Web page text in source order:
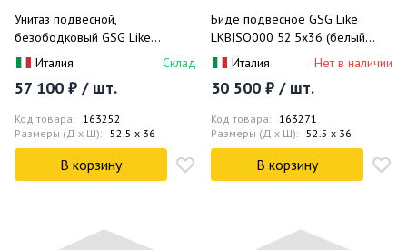
Унитаз подвесной,
безободковый GSG Like
LKWCSO003 52.5x36 (черный
Италия Склад
57 100 ₽ / шт.
Код товара: 163252
Размеры (Д x Ш): 52.5 x 36
В корзину
Биде подвесное GSG Like
LKBISO000 52.5x36 (белый
глянцевый)
Италия Нет в наличии
30 500 ₽ / шт.
Код товара: 163271
Размеры (Д x Ш): 52.5 x 36
В корзину